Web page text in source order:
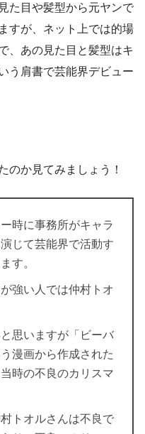
た目や髪型から元ヤンで
すが、ネット上では的場
、あの見た目と髪型はキ
う肩書で芸能界デビュー
のか見てみましょう！
時に事務所がキャラ
じて芸能界で活動す
す。
強い人では仲村トオ
思いますが「ビーバ
漫画から作成された
時の不良のカリスマ
トオルさんは不良で